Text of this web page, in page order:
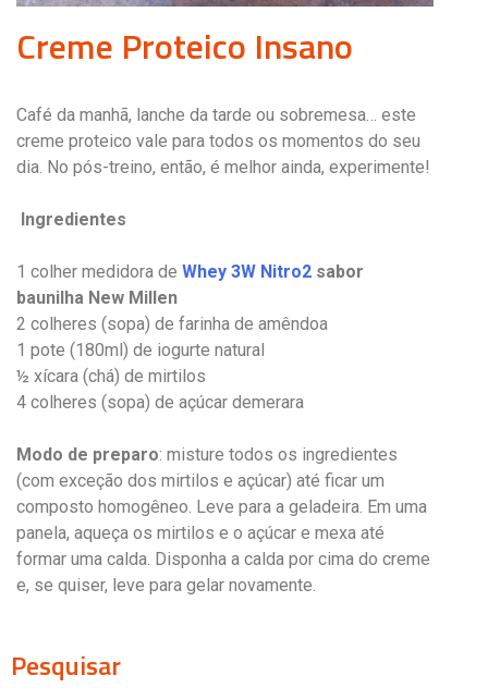
Creme Proteico Insano
Café da manhã, lanche da tarde ou sobremesa… este
creme proteico vale para todos os momentos do seu
dia. No pós-treino, então, é melhor ainda, experimente!
Ingredientes
1 colher medidora de Whey 3W Nitro2 sabor
baunilha New Millen
2 colheres (sopa) de farinha de amêndoa
1 pote (180ml) de iogurte natural
½ xícara (chá) de mirtilos
4 colheres (sopa) de açúcar demerara
Modo de preparo: misture todos os ingredientes
(com exceção dos mirtilos e açúcar) até ficar um
composto homogêneo. Leve para a geladeira. Em uma
panela, aqueça os mirtilos e o açúcar e mexa até
formar uma calda. Disponha a calda por cima do creme
e, se quiser, leve para gelar novamente.
Pesquisar